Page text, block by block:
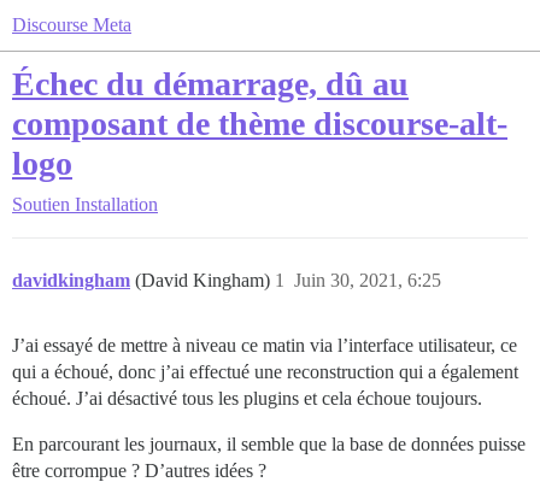
Discourse Meta
Échec du démarrage, dû au
composant de thème discourse-alt-
logo
Soutien Installation
davidkingham (David Kingham) Juin 30, 2021, 6:25
1
J’ai essayé de mettre à niveau ce matin via l’interface utilisateur, ce
qui a échoué, donc j’ai effectué une reconstruction qui a également
échoué. J’ai désactivé tous les plugins et cela échoue toujours.
En parcourant les journaux, il semble que la base de données puisse
être corrompue ? D’autres idées ?